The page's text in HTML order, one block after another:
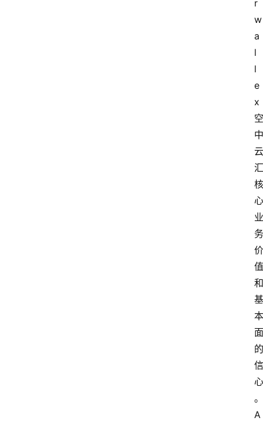
r
w
a
l
l
e
x
空
中
云
汇
核
心
业
务
价
值
和
基
本
面
的
信
心
。
A